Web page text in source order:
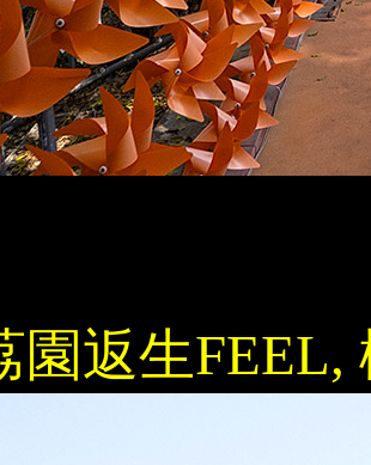
園返生